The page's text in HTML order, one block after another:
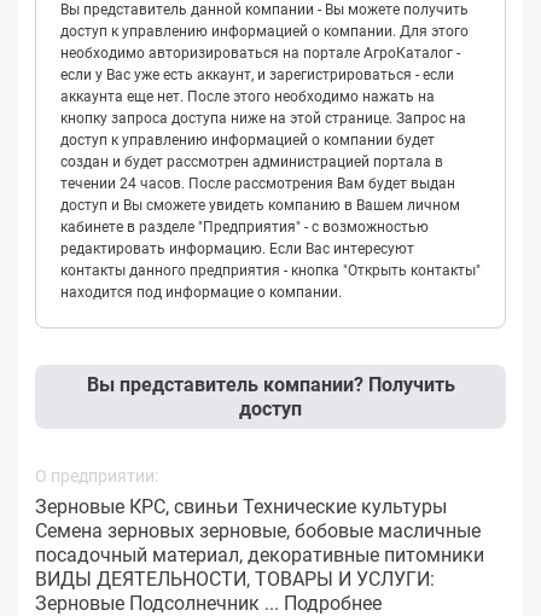
Вы представитель данной компании - Вы можете получить
доступ к управлению информацией о компании. Для этого
необходимо авторизироваться на портале АгроКаталог -
если у Вас уже есть аккаунт, и зарегистрироваться - если
аккаунта еще нет. После этого необходимо нажать на
кнопку запроса доступа ниже на этой странице. Запрос на
доступ к управлению информацией о компании будет
создан и будет рассмотрен администрацией портала в
течении 24 часов. После рассмотрения Вам будет выдан
доступ и Вы сможете увидеть компанию в Вашем личном
кабинете в разделе "Предприятия" - с возможностью
редактировать информацию. Если Вас интересуют
контакты данного предприятия - кнопка "Открыть контакты"
находится под информацие о компании.
Вы представитель компании? Получить
доступ
О предприятии:
Зерновые КРС, свиньи Технические культуры
Семена зерновых зерновые, бобовые масличные
посадочный материал, декоративные питомники
ВИДЫ ДЕЯТЕЛЬНОСТИ, ТОВАРЫ И УСЛУГИ:
Зерновые Подсолнечник ... Подробнее